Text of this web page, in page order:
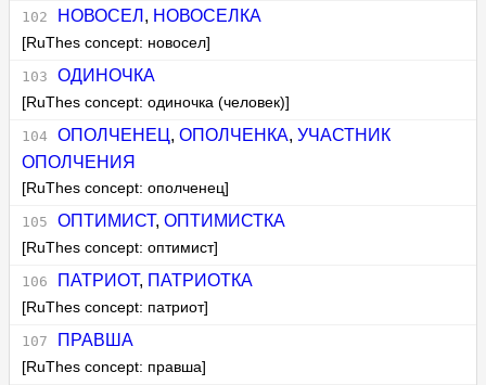
НОВОСЕЛ , НОВОСЕЛКА
[RuThes concept: новосел]
ОДИНОЧКА
[RuThes concept: одиночка (человек)]
ОПОЛЧЕНЕЦ , ОПОЛЧЕНКА, УЧАСТНИК
ОПОЛЧЕНИЯ
[RuThes concept: ополченец]
ОПТИМИСТ, ОПТИМИСТКА
[RuThes concept: оптимист]
ПАТРИОТ, ПАТРИОТКА
[RuThes concept: патриот]
ПРАВША
[RuThes concept: правша]